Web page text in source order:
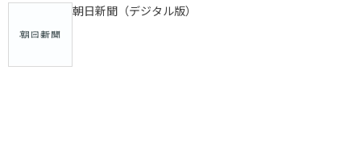
朝日新聞（デジタル版）